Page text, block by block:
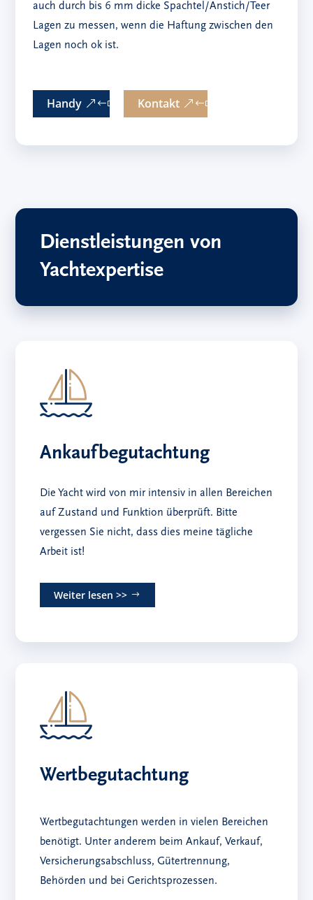
auch durch bis 6 mm dicke Spachtel/Anstich/Teer
Lagen zu messen, wenn die Haftung zwischen den
Lagen noch ok ist.
Handy Kontakt
Dienstleistungen von
Yachtexpertise
Ankaufbegutachtung
Die Yacht wird von mir intensiv in allen Bereichen
auf Zustand und Funktion überprüft. Bitte
vergessen Sie nicht, dass dies meine tägliche
Arbeit ist!
Weiter lesen >>
Wertbegutachtung
Wertbegutachtungen werden in vielen Bereichen
benötigt. Unter anderem beim Ankauf, Verkauf,
Versicherungsabschluss, Gütertrennung,
Behörden und bei Gerichtsprozessen.